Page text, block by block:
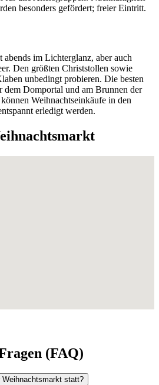
besonders gefördert; freier Eintritt.
im Lichterglanz, aber auch
Den größten Christstollen sowie
unbedingt probieren. Die besten
dem Domportal und am Brunnen der
Weihnachtseinkäufe in den
erledigt werden.
(FAQ)
Weihnachtsmarkt statt?